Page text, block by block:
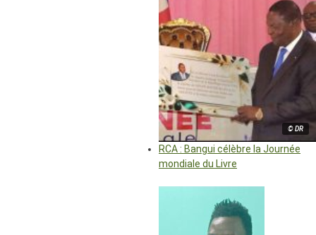
© DR
RCA : Bangui célèbre la Journée
mondiale du Livre